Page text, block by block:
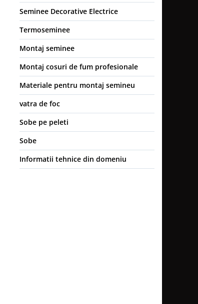
Seminee Decorative Electrice
Termoseminee
Montaj seminee
Montaj cosuri de fum profesionale
Materiale pentru montaj semineu
vatra de foc
Sobe pe peleti
Sobe
Informatii tehnice din domeniu